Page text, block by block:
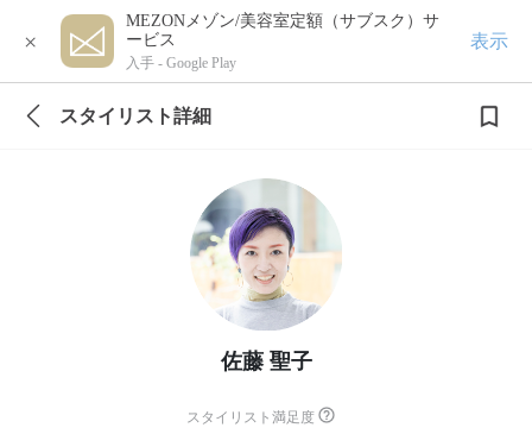
×
MEZONメゾン/美容室定額（サブスク）サ
ービス
入手 - Google Play
表示
スタイリスト詳細
佐藤 聖子
スタイリスト満足度